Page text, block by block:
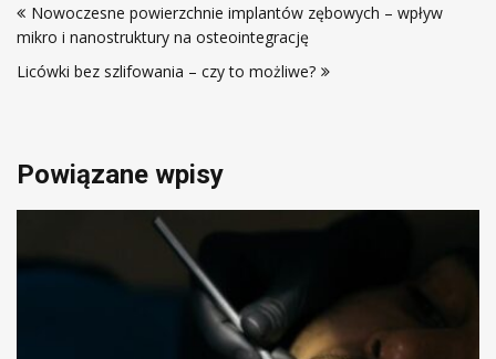
wpisu
Nowoczesne powierzchnie implantów zębowych – wpływ
mikro i nanostruktury na osteointegrację
Licówki bez szlifowania – czy to możliwe?
Powiązane wpisy